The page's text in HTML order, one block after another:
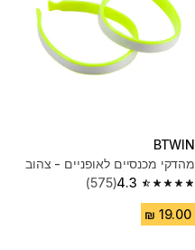
BTWIN
מהדקי מכנסיים לאופניים - צהוב
4.3
4.3 out of 5 stars from 575 reviews
(575)